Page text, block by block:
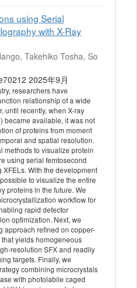
using Serial
with X-Ray
Takehiko Tosha, So
2025年9月
researchers have
relationship of a wide
until recently, when X-ray
became available, it was not
of proteins from moment
and spatial resolution.
methods to visualize protein
using serial femtosecond
With the development
to visualize the entire
proteins in the future. We
workflow for
rapid detector
optimization. Next, we
approach refined on copper-
yields homogeneous
resolution SFX and readily
targets. Finally, we
combining microcrystals
with photolabile caged